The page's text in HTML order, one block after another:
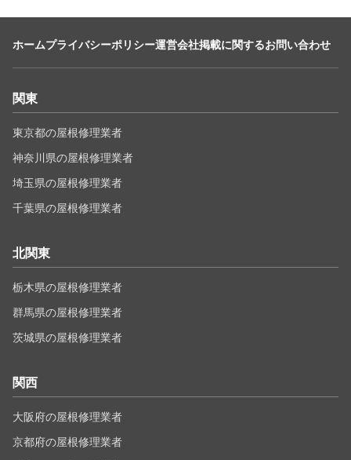
ホームプライバシーポリシー運営会社掲載に関するお問い合わせ
関東
東京都の屋根修理業者
神奈川県の屋根修理業者
埼玉県の屋根修理業者
千葉県の屋根修理業者
北関東
栃木県の屋根修理業者
群馬県の屋根修理業者
茨城県の屋根修理業者
関西
大阪府の屋根修理業者
京都府の屋根修理業者